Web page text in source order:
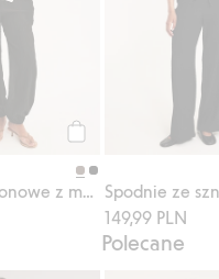
Spodnie ze
149,99 PLN
Polecane